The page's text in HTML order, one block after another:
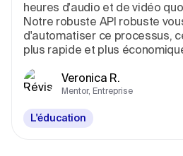
heures d'audio et de vidéo
Notre robuste API robuste
d'automatiser ce processus,
plus rapide et plus
Veronica R.
Mentor, Entreprise
L'éducation